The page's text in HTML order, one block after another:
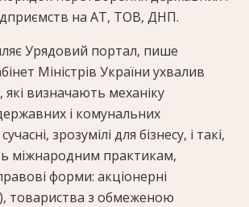
на АТ, ТОВ, ДНП.
Урядовий портал, пише
Міністрів України ухвалив
які визначають механіку
і комунальних
зрозумілі для бізнесу, і такі,
міжнародним практикам,
форми: акціонерні
товариства з обмеженою